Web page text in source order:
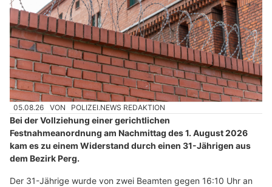
05.08.26 VON POLIZEI.NEWS REDAKTION
Bei der Vollziehung einer gerichtlichen
Festnahmeanordnung am Nachmittag des 1. August 2026
kam es zu einem Widerstand durch einen 31-Jährigen aus
dem Bezirk Perg.
Der 31-Jährige wurde von zwei Beamten gegen 16:10 Uhr an